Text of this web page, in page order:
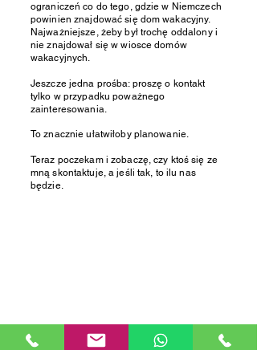
ograniczeń co do tego, gdzie w Niemczech
powinien znajdować się dom wakacyjny.
Najważniejsze, żeby był trochę oddalony i
nie znajdował się w wiosce domów
wakacyjnych.
Jeszcze jedna prośba: proszę o kontakt
tylko w przypadku poważnego
zainteresowania.
To znacznie ułatwiłoby planowanie.
Teraz poczekam i zobaczę, czy ktoś się ze
mną skontaktuje, a jeśli tak, to ilu nas
będzie.